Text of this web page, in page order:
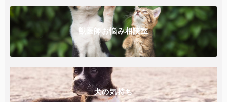
獣医師お悩み相談室
犬の気持ち